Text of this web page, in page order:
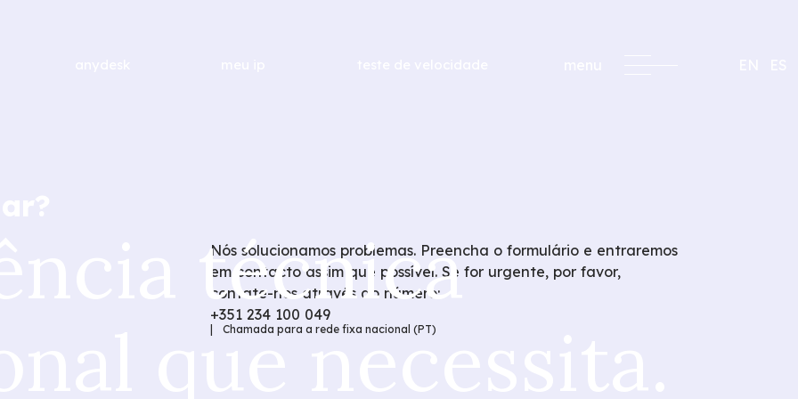
técnica
que necessita.
Nós solucionamos problemas. Preencha o formulário e entraremos
em contacto assim que possível. Se for urgente, por favor,
contate-nos através do número:
+351 234 100 049
| Chamada para a rede fixa nacional (PT)